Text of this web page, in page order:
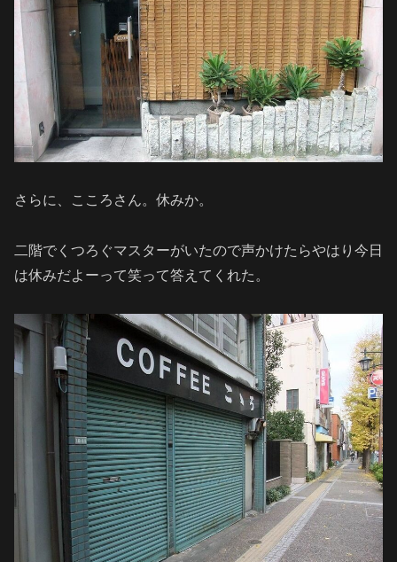
さらに、こころさん。休みか。
二階でくつろぐマスターがいたので声かけたらやはり今日
は休みだよーって笑って答えてくれた。